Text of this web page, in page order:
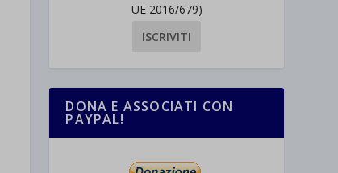
UE 2016/679)
DONA E ASSOCIATI CON
PAYPAL!